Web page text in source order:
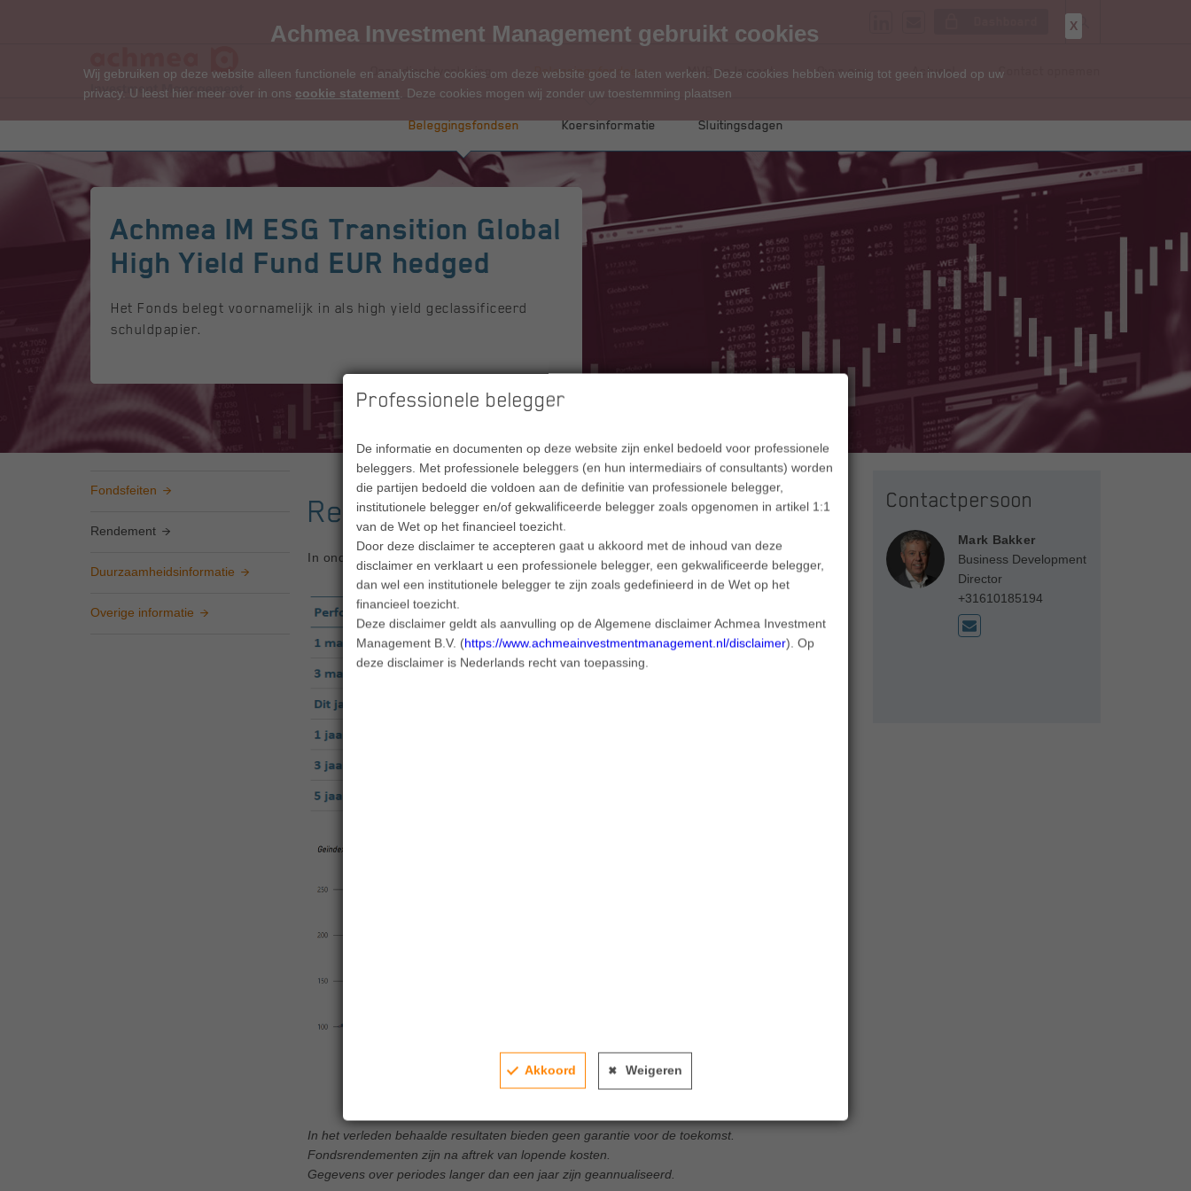
Onze dienstverlening Beleggingsfondsen MVB en Impact Over ons Actueel Contact opnemen
Beleggingsfondsen Koersinformatie Sluitingsdagen
Achmea Investment Management gebruikt cookies
Wij gebruiken op deze website alleen functionele en analytische cookies om deze website goed te laten werken. Deze cookies hebben weinig tot geen invloed op uw
privacy. U leest hier meer over in ons cookie statement . Deze cookies mogen wij zonder uw toestemming plaatsen
X
Professionele belegger
De informatie en documenten op deze website zijn enkel bedoeld voor professionele
beleggers. Met professionele beleggers (en hun intermediairs of consultants) worden
die partijen bedoeld die voldoen aan de definitie van professionele belegger,
institutionele belegger en/of gekwalificeerde belegger zoals opgenomen in artikel 1:1
van de Wet op het financieel toezicht.
Door deze disclaimer te accepteren gaat u akkoord met de inhoud van deze
disclaimer en verklaart u een professionele belegger, een gekwalificeerde belegger,
dan wel een institutionele belegger te zijn zoals gedefinieerd in de Wet op het
financieel toezicht.
Deze disclaimer geldt als aanvulling op de Algemene disclaimer Achmea Investment
Management B.V. (https://www.achmeainvestmentmanagement.nl/disclaimer). Op
deze disclaimer is Nederlands recht van toepassing.
Akkoord Weigeren
Achmea IM ESG Transition Global
High Yield Fund EUR hedged
Het Fonds belegt voornamelijk in als high yield geclassificeerd
schuldpapier.
Fondsfeiten
Rendement
Duurzaamheidsinformatie
Overige informatie
Rendement
In onderstaande tabel en grafiek ziet u het rendement van dit fonds.
In het verleden behaalde resultaten bieden geen garantie voor de toekomst.
Fondsrendementen zijn na aftrek van lopende kosten.
Gegevens over periodes langer dan een jaar zijn geannualiseerd.
Contactpersoon
Mark Bakker
Business Development
Director
+31610185194